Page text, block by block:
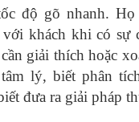
độ gõ nhanh.
khách khi có sự
giải thích hoặc
lý, biết phân
đưa ra giải pháp